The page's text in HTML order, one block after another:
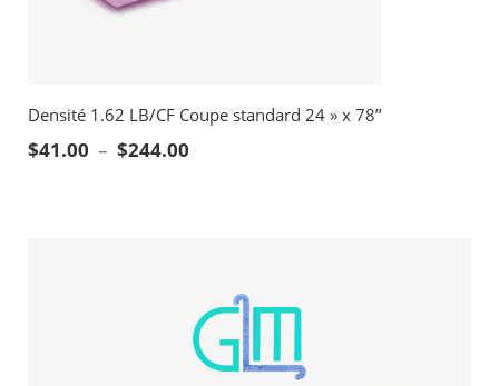
Densité 1.62 LB/CF Coupe standard 24 » x 78’’
$41.00 – $244.00